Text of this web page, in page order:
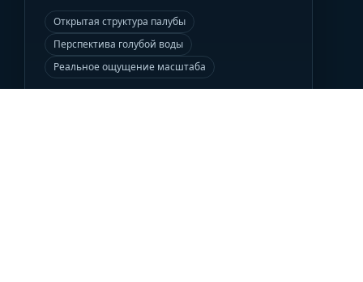
Открытая структура палубы
Перспектива голубой воды
Реальное ощущение масштаба